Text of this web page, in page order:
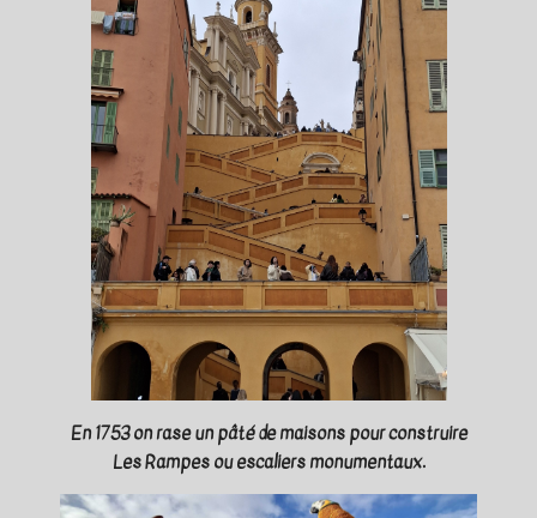
En 1753 on rase un pâté de maisons pour construire
Les Rampes ou escaliers monumentaux.